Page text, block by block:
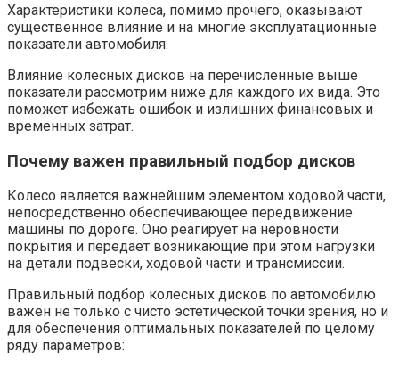
Характеристики колеса, помимо прочего, оказывают
существенное влияние и на многие эксплуатационные
показатели автомобиля:
Влияние колесных дисков на перечисленные выше
показатели рассмотрим ниже для каждого их вида. Это
поможет избежать ошибок и излишних финансовых и
временных затрат.
Почему важен правильный подбор дисков
Колесо является важнейшим элементом ходовой части,
непосредственно обеспечивающее передвижение
машины по дороге. Оно реагирует на неровности
покрытия и передает возникающие при этом нагрузки
на детали подвески, ходовой части и трансмиссии.
Правильный подбор колесных дисков по автомобилю
важен не только с чисто эстетической точки зрения, но и
для обеспечения оптимальных показателей по целому
ряду параметров: